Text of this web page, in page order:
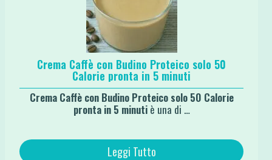
Crema Caffè con Budino Proteico solo 50
Calorie pronta in 5 minuti
Crema Caffè con Budino Proteico solo 50 Calorie
pronta in 5 minutiè una di …
Leggi Tutto